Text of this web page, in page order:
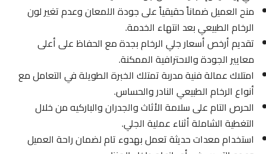
منح العميل ضماناً حقيقياً على جودة اللمعان وعدم تغير لون
الرخام الطبيعي بعد انتهاء الخدمة.
تقديم أرخص أسعار جلي الرخام بجدة مع الحفاظ على أعلى
معايير الجودة والاحترافية الممكنة.
امتلاك عمالة فنية مدربة تمتلك الخبرة الطويلة في التعامل مع
أنواع الرخام الطبيعي النادر والحساس.
الحرص التام على سلامة الأثاث والجدران والباركيه من خلال
التغطية الشاملة أثناء عملية الجلي.
استخدام معدات حديثة تعمل بهدوء تام لضمان راحة العميل